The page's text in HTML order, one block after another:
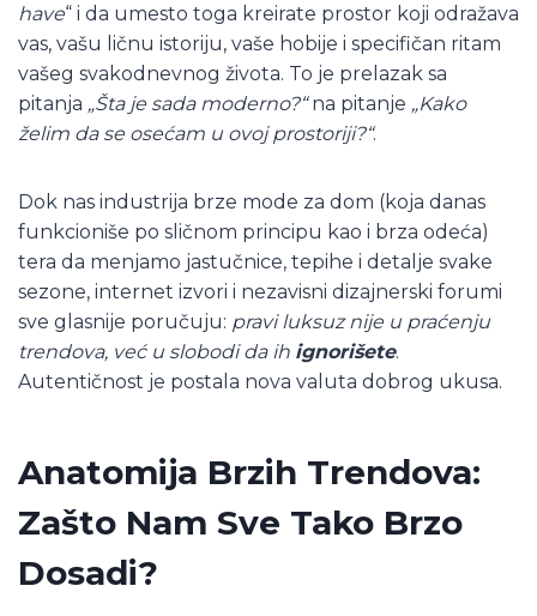
have“ i da umesto toga kreirate prostor koji odražava
vas, vašu ličnu istoriju, vaše hobije i specifičan ritam
vašeg svakodnevnog života. To je prelazak sa
pitanja „Šta je sada moderno?“na pitanje „Kako
želim da se osećam u ovoj prostoriji?“.
Dok nas industrija brze mode za dom (koja danas
funkcioniše po sličnom principu kao i brza odeća)
tera da menjamo jastučnice, tepihe i detalje svake
sezone, internet izvori i nezavisni dizajnerski forumi
sve glasnije poručuju: pravi luksuz nije u praćenju
trendova, već u slobodi da ih ignorišete.
Autentičnost je postala nova valuta dobrog ukusa.
Anatomija Brzih Trendova:
Zašto Nam Sve Tako Brzo
Dosadi?